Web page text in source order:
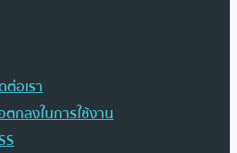
ต่อเรา
ตกลงในการใช้งาน